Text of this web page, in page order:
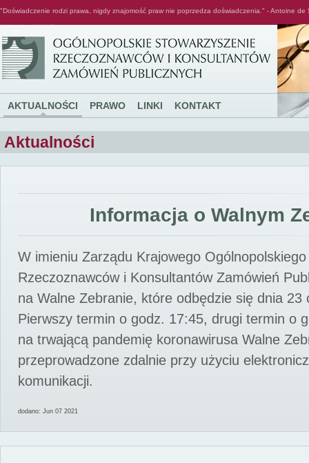
"Doświadczenie rodzi prawa, nigdy znajomość praw nie poprzedza doświadczenia." - Antoine de
AKTUALNOŚCI PRAWO LINKI KONTAKT
Aktualności
Informacja o Walnym
W imieniu Zarządu Krajowego
Rzeczoznawców i Konsultantów Zamówień
na Walne Zebranie, które odbędzie się dnia 23
Pierwszy termin o godz. 17:45, drugi termin o
na trwającą pandemię koronawirusa Walne
przeprowadzone zdalnie przy użyciu
komunikacji.
dodano: Jun 07 2021